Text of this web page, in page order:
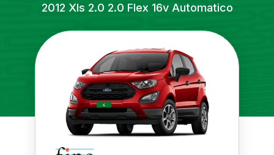
2012 Xls 2.0 2.0 Flex 16v Automatico